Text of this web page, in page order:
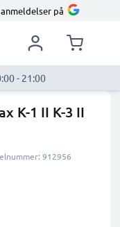
anmeldelser på
- 21:00
K-1 II K-3 II
912956